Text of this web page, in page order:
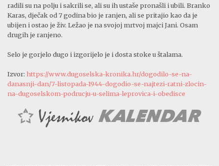
radili su na polju i sakrili se, ali su ih ustaše pronašli i ubili. Branko
Karas, dječak od 7 godina bio je ranjen, ali se pritajio kao da je
ubijen i ostao je živ. Ležao je na svojoj mrtvoj majci Jani. Osam
drugih je ranjeno.
Selo je gorjelo dugo i izgorijelo je i dosta stoke u štalama.
Izvor: https://www.dugoselska-kronika.hr/dogodilo-se-na-
danasnji-dan/7-listopada-1944-dogodio-se-najtezi-ratni-zlocin-
na-dugoselskom-podrucju-u-selima-leprovica-i-obedisce